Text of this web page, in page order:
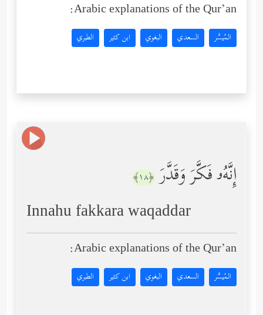
Arabic explanations of the Qur’an:
المُيسَّر السعدي البغوي ابن كثير الطبري
إِنَّهُۥ فَكَّرَ وَقَدَّرَ ﴿١٨﴾
Innahu fakkara waqaddar
Arabic explanations of the Qur’an:
المُيسَّر السعدي البغوي ابن كثير الطبري